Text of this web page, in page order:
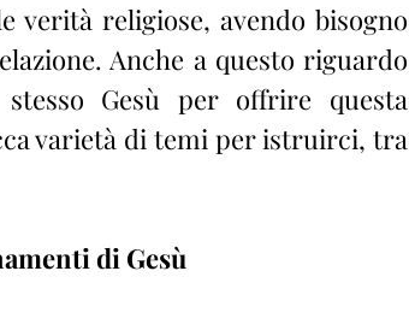
verità religiose, avendo bisogno
Anche a questo riguardo
Gesù per offrire questa
varietà di temi per istruirci, tra
di Gesù